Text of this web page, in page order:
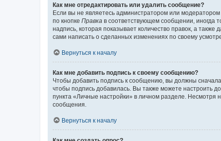
Как мне отредактировать или удалить сообщение?
Если вы не являетесь администратором или
по кнопке Правка в соответствующем сообщении, иногда
надпись, которая показывает количество правок, а
сами написать о сделанных изменениях по своему
Вернуться к началу
Как мне добавить подпись к своему сообщению?
Чтобы добавить подпись к сообщению, вы должны
чтобы подпись добавилась. Вы также можете настроить
пункта «Личные настройки» в личном разделе.
сообщения.
Вернуться к началу